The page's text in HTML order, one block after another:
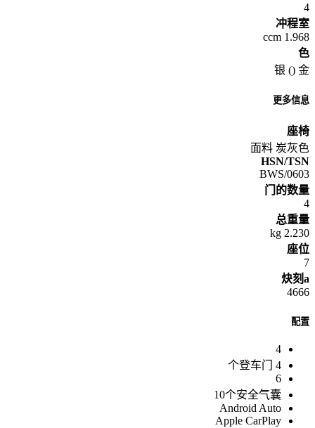
4
冲程室
1.968 ccm
色
银 () 金
更多信息
座椅
面料 炭灰色
HSN/TSN
0603/BWS
门的数量
4
总重量
2.230 kg
座位
7
炔刻a
4666
配置
4
4 个登车门
6
10个安全气囊
Android Auto
Apple CarPlay